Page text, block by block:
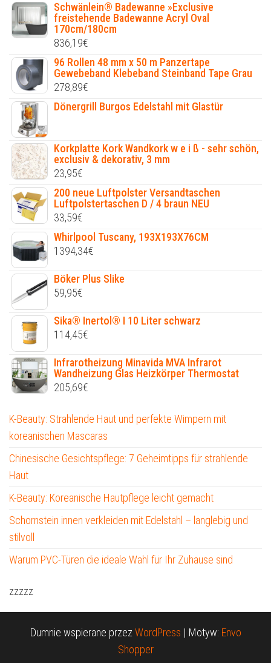
Schwänlein® Badewanne »Exclusive
freistehende Badewanne Acryl Oval
170cm/180cm
836,19€
96 Rollen 48 mm x 50 m Panzertape
Gewebeband Klebeband Steinband Tape Grau
278,89€
Dönergrill Burgos Edelstahl mit Glastür
Korkplatte Kork Wandkork w e i ß - sehr schön,
exclusiv & dekorativ, 3 mm
23,95€
200 neue Luftpolster Versandtaschen
Luftpolstertaschen D / 4 braun NEU
33,59€
Whirlpool Tuscany, 193X193X76CM
1394,34€
Böker Plus Slike
59,95€
Sika® Inertol® I 10 Liter schwarz
114,45€
Infrarotheizung Minavida MVA Infrarot
Wandheizung Glas Heizkörper Thermostat
205,69€
K-Beauty: Strahlende Haut und perfekte Wimpern mit
koreanischen Mascaras
Chinesische Gesichtspflege: 7 Geheimtipps für strahlende
Haut
K-Beauty: Koreanische Hautpflege leicht gemacht
Schornstein innen verkleiden mit Edelstahl – langlebig und
stilvoll
Warum PVC-Türen die ideale Wahl für Ihr Zuhause sind
zzzzz
Dumnie wspierane przezWordPress | Motyw: Envo
Shopper